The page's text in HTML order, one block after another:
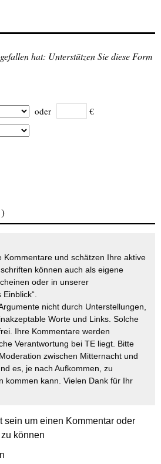
hat: Unterstützen Sie diese Form
oder €
Kommentare und schätzen Ihre aktive
können auch als eigene
oder in unserer
Einblick“.
nicht durch Unterstellungen,
Worte und Links. Solche
Ihre Kommentare werden
Verantwortung bei TE liegt. Bitte
zwischen Mitternacht und
es, je nach Aufkommen, zu
kommen kann. Vielen Dank für Ihr
sein um einen Kommentar oder
können